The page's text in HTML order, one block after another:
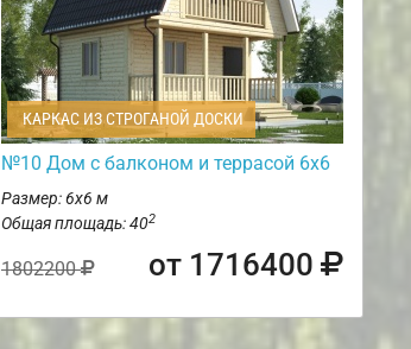
КАРКАС ИЗ СТРОГАНОЙ ДОСКИ
№10 Дом с балконом и террасой 6х6
Размер: 6х6 м
Общая площадь: 402
1802200 от 1716400